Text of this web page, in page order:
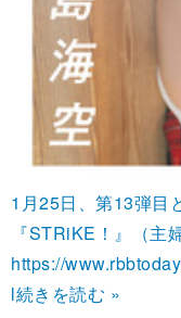
1月25日、第13弾目
『STRiKE！』（主
https://
l続きを読む »